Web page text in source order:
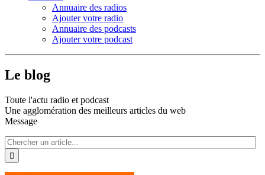
Annuaire des radios
Ajouter votre radio
Annuaire des podcasts
Ajouter votre podcast
Le blog
Toute l'actu radio et podcast
Une agglomération des meilleurs articles du web
Message